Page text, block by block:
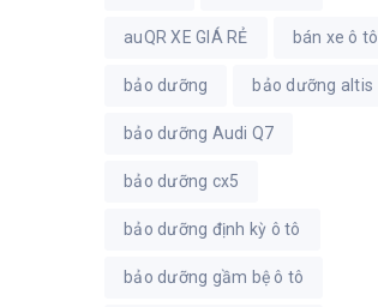
auQR XE GIÁ RẺ bán xe ô tô
bảo dưỡng bảo dưỡng altis
bảo dưỡng Audi Q7
bảo dưỡng cx5
bảo dưỡng định kỳ ô tô
bảo dưỡng gầm bệ ô tô